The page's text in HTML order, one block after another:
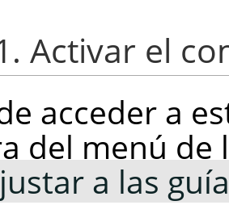
Activar el
acceder a
del menú de
a las